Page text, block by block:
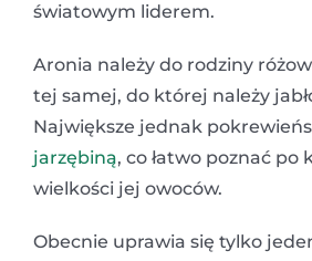
światowym liderem.
Aronia należy do rodziny
tej samej, do której należy
Największe jednak
jarzębiną, co łatwo poznać po
wielkości jej owoców.
Obecnie uprawia się tylko